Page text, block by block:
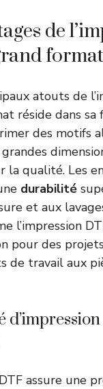
de
format
atouts de
réside dans
des motifs
la qualité. Les
durabilité
et aux
l’impression
pour des
de travail aux
d’impression
assure une